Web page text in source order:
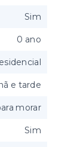
Sim
0 ano
e tarde
morar
Sim